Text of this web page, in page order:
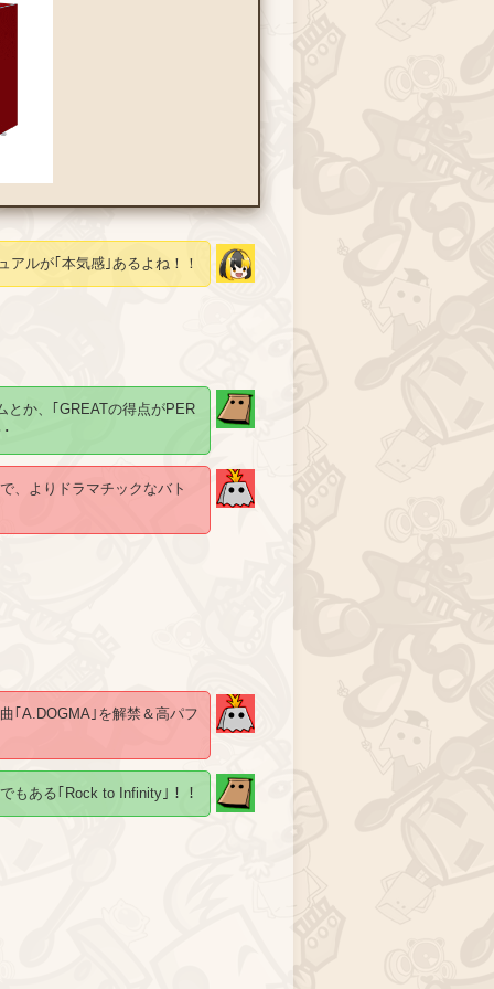
アルが｢本気感｣あるよね！！
とか、｢GREATの得点がPER
、よりドラマチックなバト
｢A.DOGMA｣を解禁＆高パフ
もある｢Rock to Infinity｣！！